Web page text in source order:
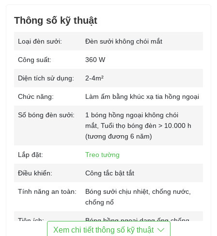
Thông số kỹ thuật
Loại đèn sưởi: Đèn sưởi không chói mắt
Công suất: 360 W
Diện tích sử dụng: 2-4m²
Chức năng: Làm ấm bằng khúc xạ tia hồng ngoại
Số bóng đèn sưởi:
1 bóng hồng ngoại không chói
mắt, Tuổi thọ bóng đèn > 10.000 h
(tương đương 6 năm)
Lắp đặt: Treo tường
Điều khiển: Công tắc bật tắt
Tính năng an toàn:
Bóng sưởi chịu nhiệt, chống nước,
chống nổ
Tiện ích:
Bóng hồng ngoại dạng ống chống
chói mắt toàn phần
Xem chi tiết thông số kỹ thuật